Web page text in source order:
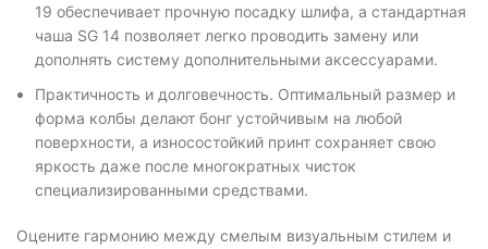
19 обеспечивает прочную посадку шлифа, а стандартная
чаша SG 14 позволяет легко проводить замену или
дополнять систему дополнительными аксессуарами.
Практичность и долговечность. Оптимальный размер и
форма колбы делают бонг устойчивым на любой
поверхности, а износостойкий принт сохраняет свою
яркость даже после многократных чисток
специализированными средствами.
Оцените гармонию между смелым визуальным стилем и